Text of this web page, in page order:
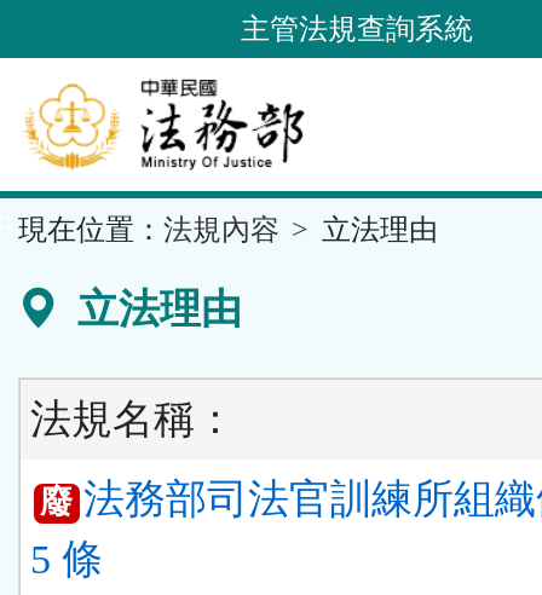
到
要
內
容
區
主管法規查詢系統
現在位置： 法規內容 立法理由
立法理由
法規名稱：
廢 法務部司法官訓練所組
5 條